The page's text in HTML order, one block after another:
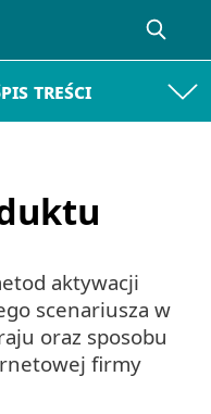
treści
aktywacji
scenariusza w
oraz sposobu
firmy